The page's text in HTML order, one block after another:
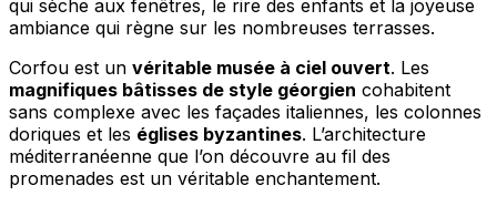
qui sèche aux fenêtres, le rire des enfants et la joyeuse
ambiance qui règne sur les nombreuses terrasses.
Corfou est un véritable musée à ciel ouvert. Les
magnifiques bâtisses de style géorgien cohabitent
sans complexe avec les façades italiennes, les colonnes
doriques et les églises byzantines. L’architecture
méditerranéenne que l’on découvre au fil des
promenades est un véritable enchantement.